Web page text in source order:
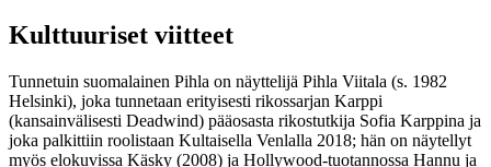
Kulttuuriset viitteet
Tunnetuin suomalainen Pihla on näyttelijä Pihla Viitala (s. 1982
Helsinki), joka tunnetaan erityisesti rikossarjan Karppi
(kansainvälisesti Deadwind) pääosasta rikostutkija Sofia Karppina ja
joka palkittiin roolistaan Kultaisella Venlalla 2018; hän on näytellyt
myös elokuvissa Käsky (2008) ja Hollywood-tuotannossa Hannu ja